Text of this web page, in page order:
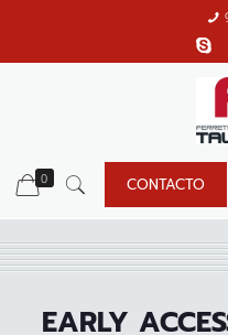
0 CONTACTO
EARLY